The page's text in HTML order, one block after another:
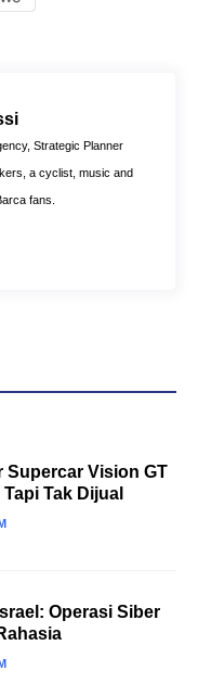
Strategic Planner
a cyclist, music and
fans.
Supercar Vision GT
Tak Dijual
Operasi Siber